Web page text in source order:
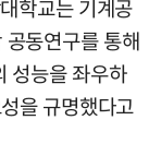
학교는 기계공
동연구를 통해
성능을 좌우하
을 규명했다고